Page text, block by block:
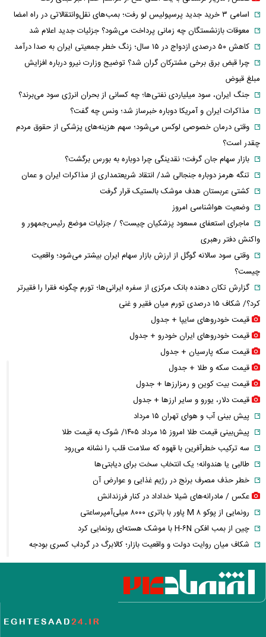
اسامی ۳ خرید جدید پرسپولیس لو رفت؛ بمب‌های نقل‌وانتقالاتی در راه امضا
معوقات بازنشستگان چه زمانی پرداخت می‌شود؟ جزئیات جدید اعلام شد
کاهش ۵۰ درصدی ازدواج در ۱۵ سال؛ زنگ خطر جمعیتی ایران به صدا درآمد
چرا قبض برق برخی مشترکان گران شد؟ توضیح وزارت نیرو درباره افزایش
مبلغ قبوض
جنگ ایران، سود میلیاردی نفتی‌ها؛ چه کسانی از بحران انرژی سود می‌برند؟
مذاکرات ایران و آمریکا دوباره خبرساز شد؛ ونس چه گفت؟
وقتی درمان خصوصی لوکس می‌شود؛ سهم هزینه‌های پزشکی از حقوق مردم
چقدر است؟
بازار سهام جان گرفت؛ نقدینگی چرا دوباره به بورس برگشت؟
تنگه هرمز دوباره جنجالی شد/ انتقاد شریعتمداری از مذاکرات ایران و عمان
کشتی عربستان هدف موشک بالستیک قرار گرفت
وضعیت هواشناسی امروز
ماجرای استعفای مسعود پزشکیان چیست؟ / جزئیات موضع رئیس‌جمهور و
واکنش دفتر رهبری
وقتی سود سالانه گوگل از ارزش بازار سهام ایران بیشتر می‌شود؛ واقعیت
چیست؟
گزارش تکان‌ دهنده بانک مرکزی از سفره ایرانی‌ها؛ تورم چگونه فقرا را فقیرتر
کرد؟/ شکاف ۱۵ درصدی تورم میان فقیر و غنی
قیمت خودرو‌های سایپا + جدول
قیمت خودرو‌های ایران خودرو + جدول
قیمت سکه پارسیان + جدول
قیمت سکه و طلا + جدول
قیمت بیت کوین و رمزارز‌ها + جدول
قیمت دلار، یورو و سایر ارز‌ها + جدول
پیش بینی آب و هوای تهران ۱۵ مرداد
پیش‌بینی قیمت طلا امروز ۱۵ مرداد ۱۴۰۵/ شوک به قیمت طلا
سه ترکیب خطرآفرین با قهوه که سلامت قلب را نشانه می‌رود
طالبی یا هندوانه؛ یک انتخاب سخت برای دیابتی‌ها
خطر حذف مصرف برنج در رژیم غذایی و عوارض آن
عکس / مادرانه‌های شیلا خداداد در کنار فرزندانش
رونمایی از پوکو M ۸ پاور با باتری ۸۰۰۰ میلی‌آمپرساعتی
چین از بمب افکن H-۶N با موشک هسته‌ای رونمایی کرد
شکاف میان روایت دولت و واقعیت بازار؛ کالابرگ در گرداب کسری بودجه
فیلم / روایت پزشکیان از روز حمله به بیت رهبری
فیلم / روایت پزشکیان از دیدار با رهبر شهید پس از بمباران شورای امنیت
ملی